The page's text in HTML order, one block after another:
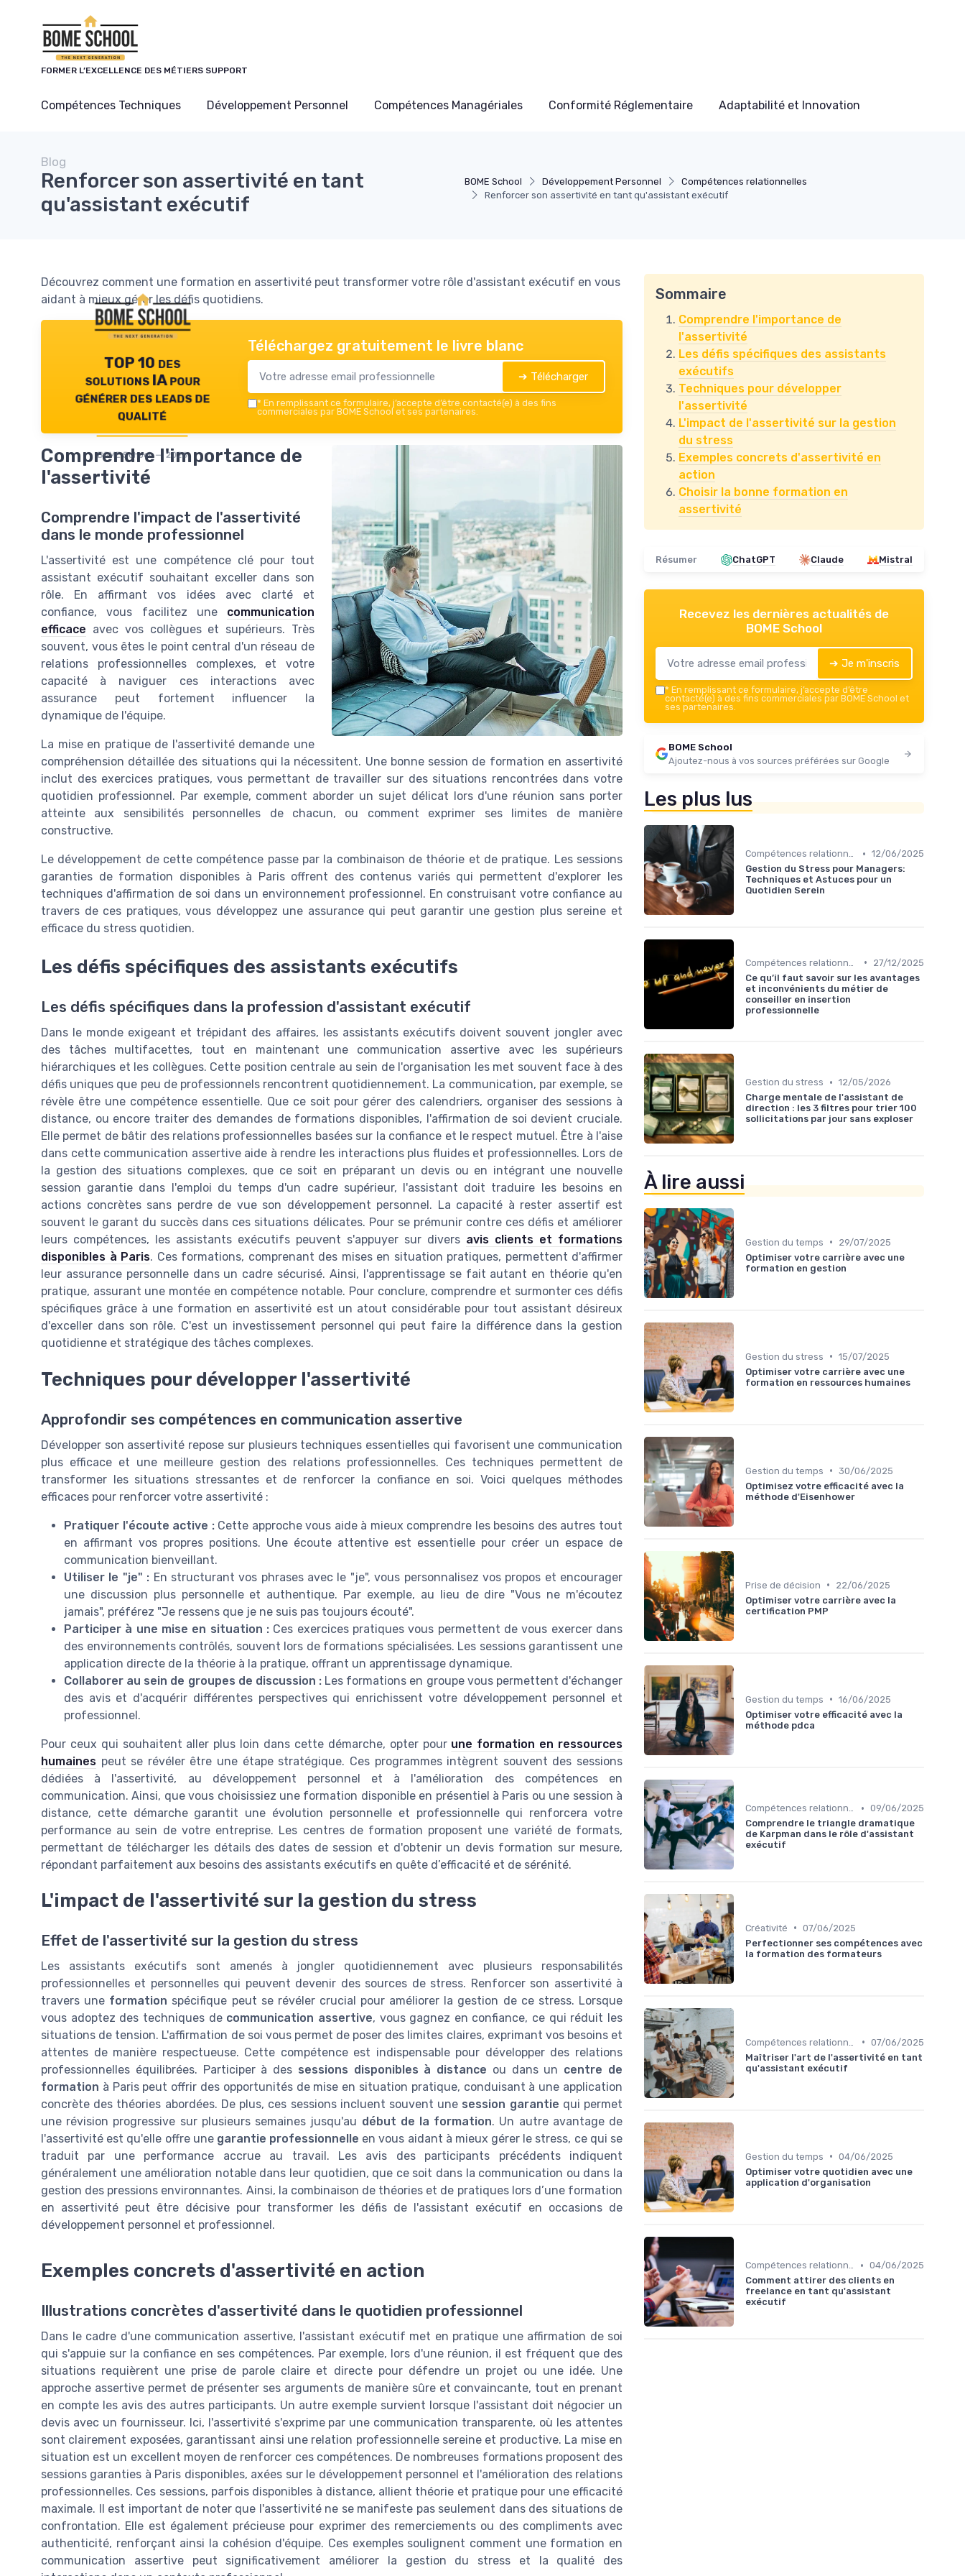
FORMER L’EXCELLENCE DES MÉTIERS SUPPORT
Compétences Techniques Développement Personnel Compétences Managériales Conformité Réglementaire Adaptabilité et Innovation
BOME School Développement Personnel
Compétences relationnelles
Renforcer son assertivité en tant qu'assistant exécutif
Blog
Renforcer son assertivité en tant
qu'assistant exécutif
Découvrez comment une formation en assertivité peut transformer votre rôle d'assistant exécutif en vous
aidant à mieux gérer les défis quotidiens.
TOP 10 des
solutions IA pour
générer des leads de
qualité
BOME School — 2026
Téléchargez gratuitement le livre blanc
➔ Télécharger
* En remplissant ce formulaire, j’accepte d’être contacté(e) à des fins
commerciales par BOME School et ses partenaires.
Comprendre l'importance de
l'assertivité
Comprendre l'impact de l'assertivité
dans le monde professionnel
L'assertivité est une compétence clé pour tout
assistant exécutif souhaitant exceller dans son
rôle. En affirmant vos idées avec clarté et
confiance, vous facilitez une communication
efficace avec vos collègues et supérieurs. Très
souvent, vous êtes le point central d'un réseau de
relations professionnelles complexes, et votre
capacité à naviguer ces interactions avec
assurance peut fortement influencer la
dynamique de l'équipe.
La mise en pratique de l'assertivité demande une
compréhension détaillée des situations qui la nécessitent. Une bonne session de formation en assertivité
inclut des exercices pratiques, vous permettant de travailler sur des situations rencontrées dans votre
quotidien professionnel. Par exemple, comment aborder un sujet délicat lors d'une réunion sans porter
atteinte aux sensibilités personnelles de chacun, ou comment exprimer ses limites de manière
constructive.
Le développement de cette compétence passe par la combinaison de théorie et de pratique. Les sessions
garanties de formation disponibles à Paris offrent des contenus variés qui permettent d'explorer les
techniques d'affirmation de soi dans un environnement professionnel. En construisant votre confiance au
travers de ces pratiques, vous développez une assurance qui peut garantir une gestion plus sereine et
efficace du stress quotidien.
Les défis spécifiques des assistants exécutifs
Les défis spécifiques dans la profession d'assistant exécutif
Dans le monde exigeant et trépidant des affaires, les assistants exécutifs doivent souvent jongler avec
des tâches multifacettes, tout en maintenant une communication assertive avec les supérieurs
hiérarchiques et les collègues. Cette position centrale au sein de l'organisation les met souvent face à des
défis uniques que peu de professionnels rencontrent quotidiennement. La communication, par exemple, se
révèle être une compétence essentielle. Que ce soit pour gérer des calendriers, organiser des sessions à
distance, ou encore traiter des demandes de formations disponibles, l'affirmation de soi devient cruciale.
Elle permet de bâtir des relations professionnelles basées sur la confiance et le respect mutuel. Être à l'aise
dans cette communication assertive aide à rendre les interactions plus fluides et professionnelles. Lors de
la gestion des situations complexes, que ce soit en préparant un devis ou en intégrant une nouvelle
session garantie dans l'emploi du temps d'un cadre supérieur, l'assistant doit traduire les besoins en
actions concrètes sans perdre de vue son développement personnel. La capacité à rester assertif est
souvent le garant du succès dans ces situations délicates. Pour se prémunir contre ces défis et améliorer
leurs compétences, les assistants exécutifs peuvent s'appuyer sur divers avis clients et formations
disponibles à Paris. Ces formations, comprenant des mises en situation pratiques, permettent d'affirmer
leur assurance personnelle dans un cadre sécurisé. Ainsi, l'apprentissage se fait autant en théorie qu'en
pratique, assurant une montée en compétence notable. Pour conclure, comprendre et surmonter ces défis
spécifiques grâce à une formation en assertivité est un atout considérable pour tout assistant désireux
d'exceller dans son rôle. C'est un investissement personnel qui peut faire la différence dans la gestion
quotidienne et stratégique des tâches complexes.
Techniques pour développer l'assertivité
Approfondir ses compétences en communication assertive
Développer son assertivité repose sur plusieurs techniques essentielles qui favorisent une communication
plus efficace et une meilleure gestion des relations professionnelles. Ces techniques permettent de
transformer les situations stressantes et de renforcer la confiance en soi. Voici quelques méthodes
efficaces pour renforcer votre assertivité :
Pratiquer l'écoute active :Cette approche vous aide à mieux comprendre les besoins des autres tout
en affirmant vos propres positions. Une écoute attentive est essentielle pour créer un espace de
communication bienveillant.
Utiliser le "je" : En structurant vos phrases avec le "je", vous personnalisez vos propos et encourager
une discussion plus personnelle et authentique. Par exemple, au lieu de dire "Vous ne m'écoutez
jamais", préférez "Je ressens que je ne suis pas toujours écouté".
Participer à une mise en situation : Ces exercices pratiques vous permettent de vous exercer dans
des environnements contrôlés, souvent lors de formations spécialisées. Les sessions garantissent une
application directe de la théorie à la pratique, offrant un apprentissage dynamique.
Collaborer au sein de groupes de discussion : Les formations en groupe vous permettent d'échanger
des avis et d'acquérir différentes perspectives qui enrichissent votre développement personnel et
professionnel.
Pour ceux qui souhaitent aller plus loin dans cette démarche, opter pour une formation en ressources
humaines peut se révéler être une étape stratégique. Ces programmes intègrent souvent des sessions
dédiées à l'assertivité, au développement personnel et à l'amélioration des compétences en
communication. Ainsi, que vous choisissiez une formation disponible en présentiel à Paris ou une session à
distance, cette démarche garantit une évolution personnelle et professionnelle qui renforcera votre
performance au sein de votre entreprise. Les centres de formation proposent une variété de formats,
permettant de télécharger les détails des dates de session et d'obtenir un devis formation sur mesure,
répondant parfaitement aux besoins des assistants exécutifs en quête d’efficacité et de sérénité.
L'impact de l'assertivité sur la gestion du stress
Effet de l'assertivité sur la gestion du stress
Les assistants exécutifs sont amenés à jongler quotidiennement avec plusieurs responsabilités
professionnelles et personnelles qui peuvent devenir des sources de stress. Renforcer son assertivité à
travers une formation spécifique peut se révéler crucial pour améliorer la gestion de ce stress. Lorsque
vous adoptez des techniques de communication assertive, vous gagnez en confiance, ce qui réduit les
situations de tension. L'affirmation de soi vous permet de poser des limites claires, exprimant vos besoins et
attentes de manière respectueuse. Cette compétence est indispensable pour développer des relations
professionnelles équilibrées. Participer à des sessions disponibles à distance ou dans un centre de
formation à Paris peut offrir des opportunités de mise en situation pratique, conduisant à une application
concrète des théories abordées. De plus, ces sessions incluent souvent une session garantie qui permet
une révision progressive sur plusieurs semaines jusqu'au début de la formation. Un autre avantage de
l'assertivité est qu'elle offre une garantie professionnelle en vous aidant à mieux gérer le stress, ce qui se
traduit par une performance accrue au travail. Les avis des participants précédents indiquent
généralement une amélioration notable dans leur quotidien, que ce soit dans la communication ou dans la
gestion des pressions environnantes. Ainsi, la combinaison de théories et de pratiques lors d’une formation
en assertivité peut être décisive pour transformer les défis de l'assistant exécutif en occasions de
développement personnel et professionnel.
Exemples concrets d'assertivité en action
Illustrations concrètes d'assertivité dans le quotidien professionnel
Dans le cadre d'une communication assertive, l'assistant exécutif met en pratique une affirmation de soi
qui s'appuie sur la confiance en ses compétences. Par exemple, lors d'une réunion, il est fréquent que des
situations requièrent une prise de parole claire et directe pour défendre un projet ou une idée. Une
approche assertive permet de présenter ses arguments de manière sûre et convaincante, tout en prenant
en compte les avis des autres participants. Un autre exemple survient lorsque l'assistant doit négocier un
devis avec un fournisseur. Ici, l'assertivité s'exprime par une communication transparente, où les attentes
sont clairement exposées, garantissant ainsi une relation professionnelle sereine et productive. La mise en
situation est un excellent moyen de renforcer ces compétences. De nombreuses formations proposent des
sessions garanties à Paris disponibles, axées sur le développement personnel et l'amélioration des relations
professionnelles. Ces sessions, parfois disponibles à distance, allient théorie et pratique pour une efficacité
maximale. Il est important de noter que l'assertivité ne se manifeste pas seulement dans des situations de
confrontation. Elle est également précieuse pour exprimer des remerciements ou des compliments avec
authenticité, renforçant ainsi la cohésion d'équipe. Ces exemples soulignent comment une formation en
communication assertive peut significativement améliorer la gestion du stress et la qualité des
Sommaire
Comprendre l'importance de
l'assertivité
Les défis spécifiques des assistants
exécutifs
Techniques pour développer
l'assertivité
L'impact de l'assertivité sur la gestion
du stress
Exemples concrets d'assertivité en
action
Choisir la bonne formation en
assertivité
Résumer ChatGPT Claude Mistral
Recevez les dernières actualités de
BOME School
➔ Je m'inscris
* En remplissant ce formulaire, j’accepte d’être
contacté(e) à des fins commerciales par BOME School et
ses partenaires.
BOME School
Ajoutez-nous à vos sources préférées sur Google
Les plus lus
Compétences relationnelles • 12/06/2025
Gestion du Stress pour Managers:
Techniques et Astuces pour un
Quotidien Serein
•
27/12/2025
Ce qu’il faut savoir sur les avantages
et inconvénients du métier de
conseiller en insertion
professionnelle
Gestion du stress • 12/05/2026
Charge mentale de l'assistant de
direction : les 3 filtres pour trier 100
sollicitations par jour sans exploser
À lire aussi
Gestion du temps •
29/07/2025
Optimiser votre carrière avec une
formation en gestion
Gestion du stress • 15/07/2025
Optimiser votre carrière avec une
formation en ressources humaines
Gestion du temps • 30/06/2025
Optimisez votre efficacité avec la
méthode d'Eisenhower
Prise de décision •
22/06/2025
Optimiser votre carrière avec la
certification PMP
Gestion du temps • 16/06/2025
Optimiser votre efficacité avec la
méthode pdca
Compétences relationnelles • 09/06/2025
Comprendre le triangle dramatique
de Karpman dans le rôle d'assistant
exécutif
Créativité • 07/06/2025
Perfectionner ses compétences avec
la formation des formateurs
• 07/06/2025
Maîtriser l'art de l'assertivité en tant
qu'assistant exécutif
Gestion du temps • 04/06/2025
Optimiser votre quotidien avec une
application d'organisation
Compétences relationnelles • 04/06/2025
Comment attirer des clients en
freelance en tant qu'assistant
exécutif